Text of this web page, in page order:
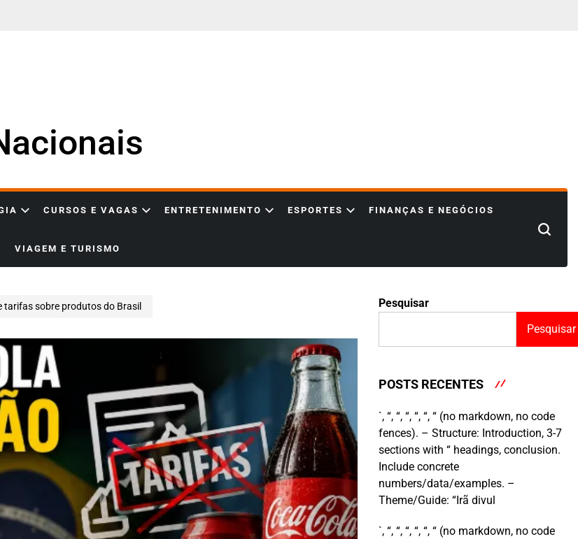
CURSOS E VAGAS ENTRETENIMENTO ESPORTES FINANÇAS E NEGÓCIOS
VIAGEM E TURISMO
Search
tarifas sobre produtos do Brasil
Pesquisar
Pesquisar
POSTS RECENTES
`, “, “, “, “, “, “ (no markdown, no code
fences). – Structure: Introduction, 3-7
sections with “ headings, conclusion.
Include concrete
numbers/data/examples. –
Theme/Guide: “Irã divul
`, “, “, “, “, “, “ (no markdown, no code